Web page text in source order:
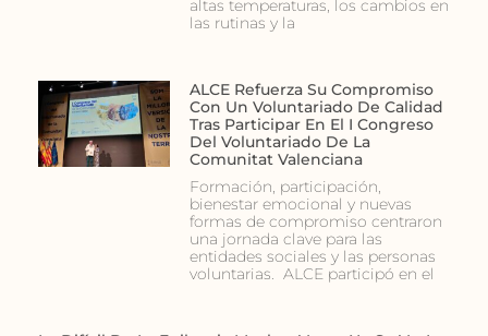
altas temperaturas, los cambios en
las rutinas y la
ALCE Refuerza Su Compromiso
Con Un Voluntariado De Calidad
Tras Participar En El I Congreso
Del Voluntariado De La
Comunitat Valenciana
Formación, participación,
bienestar emocional y nuevas
formas de compromiso centraron
una jornada clave para las
entidades sociales y las personas
voluntarias. ALCE participó en el